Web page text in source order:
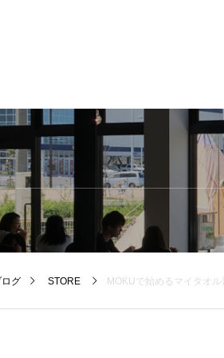
ログ STORE MOKUで始めるマイタオル